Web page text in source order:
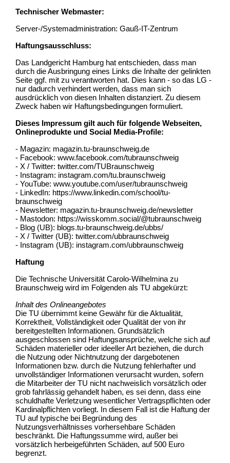
Technischer Webmaster:
Server-/Systemadministration: Gauß-IT-Zentrum
Haftungsausschluss:
Das Landgericht Hamburg hat entschieden, dass man
durch die Ausbringung eines Links die Inhalte der gelinkten
Seite ggf. mit zu verantworten hat. Dies kann - so das LG -
nur dadurch verhindert werden, dass man sich
ausdrücklich von diesen Inhalten distanziert. Zu diesem
Zweck haben wir Haftungsbedingungen formuliert.
Dieses Impressum gilt auch für folgende Webseiten,
Onlineprodukte und Social Media-Profile:
- Magazin: magazin.tu-braunschweig.de
- Facebook: www.facebook.com/tubraunschweig
- X / Twitter: twitter.com/TUBraunschweig
- Instagram: instagram.com/tu.braunschweig
- YouTube: www.youtube.com/user/tubraunschweig
- LinkedIn: https://www.linkedin.com/school/tu-
braunschweig
- Newsletter: magazin.tu-braunschweig.de/newsletter
- Mastodon: https://wisskomm.social/@tubraunschweig
- Blog (UB): blogs.tu-braunschweig.de/ubbs/
- X / Twitter (UB): twitter.com/ubbraunschweig
- Instagram (UB): instagram.com/ubbraunschweig
Haftung
Die Technische Universität Carolo-Wilhelmina zu
Braunschweig wird im Folgenden als TU abgekürzt:
Inhalt des Onlineangebotes
Die TU übernimmt keine Gewähr für die Aktualität,
Korrektheit, Vollständigkeit oder Qualität der von ihr
bereitgestellten Informationen. Grundsätzlich
ausgeschlossen sind Haftungsansprüche, welche sich auf
Schäden materieller oder ideeller Art beziehen, die durch
die Nutzung oder Nichtnutzung der dargebotenen
Informationen bzw. durch die Nutzung fehlerhafter und
unvollständiger Informationen verursacht wurden, sofern
die Mitarbeiter der TU nicht nachweislich vorsätzlich oder
grob fahrlässig gehandelt haben, es sei denn, dass eine
schuldhafte Verletzung wesentlicher Vertragspflichten oder
Kardinalpflichten vorliegt. In diesem Fall ist die Haftung der
TU auf typische bei Begründung des
Nutzungsverhältnisses vorhersehbare Schäden
beschränkt. Die Haftungssumme wird, außer bei
vorsätzlich herbeigeführten Schäden, auf 500 Euro
begrenzt.